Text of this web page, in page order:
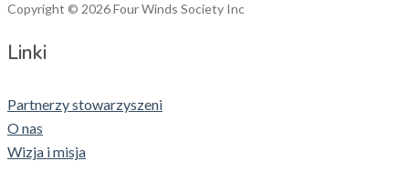
Copyright © 2026 Four Winds Society Inc
Linki
Partnerzy stowarzyszeni
O nas
Wizja i misja